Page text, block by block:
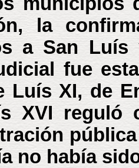
la
a San
fue
Luís XI, de
XVI reguló
no había